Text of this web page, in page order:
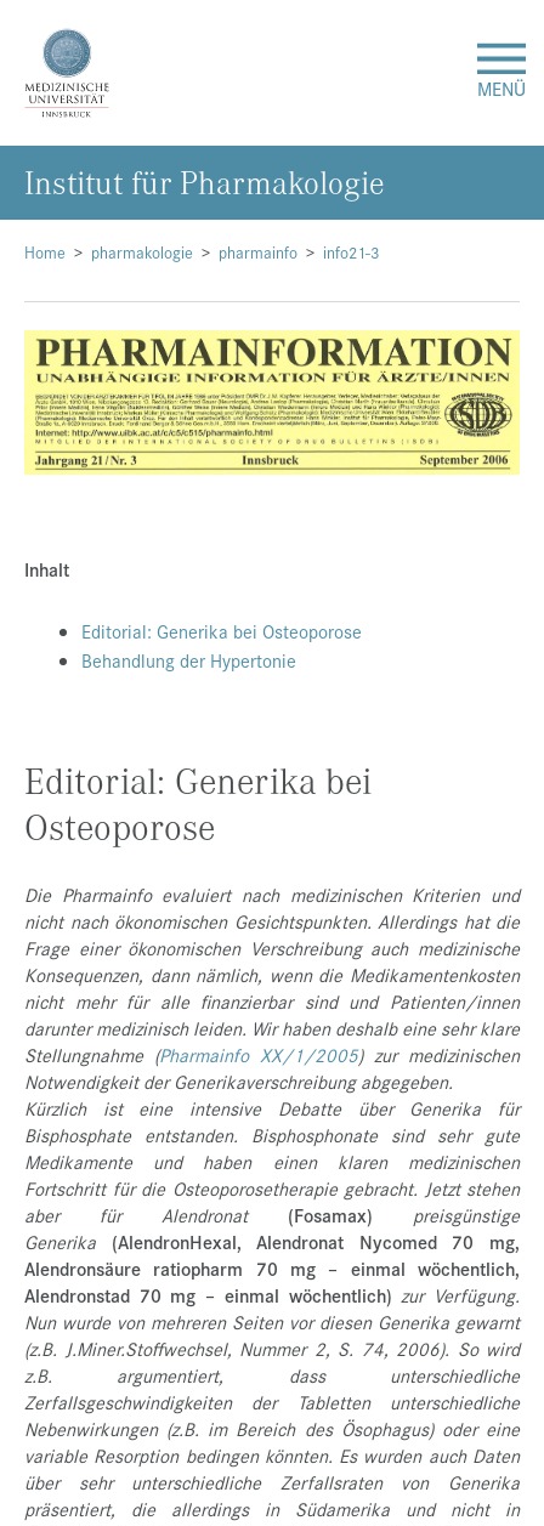
MENÜ
Forschung
Studium & Lehre
Krankenversorgung
Über uns
Internationales
Presse
Jobs
Kontakt
de |en
Home pharmakologie pharmainfo info21-3
Inhalt
Editorial: Generika bei Osteoporose
Behandlung der Hypertonie
Editorial: Generika bei
Osteoporose
Die Pharmainfo evaluiert nach medizinischen Kriterien und
nicht nach ökonomischen Gesichtspunkten. Allerdings hat die
Frage einer ökonomischen Verschreibung auch medizinische
Konsequenzen, dann nämlich, wenn die Medikamentenkosten
nicht mehr für alle finanzierbar sind und Patienten/innen
darunter medizinisch leiden. Wir haben deshalb eine sehr klare
Stellungnahme (Pharmainfo XX/1/2005) zur medizinischen
Notwendigkeit der Generikaverschreibung abgegeben.
Kürzlich ist eine intensive Debatte über Generika für
Bisphosphate entstanden. Bisphosphonate sind sehr gute
Medikamente und haben einen klaren medizinischen
Fortschritt für die Osteoporosetherapie gebracht. Jetzt stehen
aber für Alendronat (Fosamax) preisgünstige
Generika (AlendronHexal, Alendronat Nycomed 70 mg,
Alendronsäure ratiopharm 70 mg – einmal wöchentlich,
Alendronstad 70 mg – einmal wöchentlich) zur Verfügung.
Nun wurde von mehreren Seiten vor diesen Generika gewarnt
(z.B. J.Miner.Stoffwechsel, Nummer 2, S. 74, 2006). So wird
z.B. argumentiert, dass unterschiedliche
Zerfallsgeschwindigkeiten der Tabletten unterschiedliche
Nebenwirkungen (z.B. im Bereich des Ösophagus) oder eine
variable Resorption bedingen könnten. Es wurden auch Daten
über sehr unterschiedliche Zerfallsraten von Generika
präsentiert, die allerdings in Südamerika und nicht in
In­sti­tut für Phar­ma­ko­lo­gie